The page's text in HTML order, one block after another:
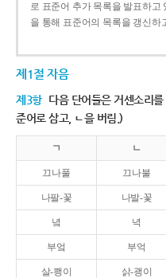
로 표준어 추가 목록을 발표하고
을 통해 표준어의 목록을 갱신하
제1절 자음
제3항 다음 단어들은 거센소리
준어로 삼고, ㄴ을 버림.)
ㄱ ㄴ
끄나풀 끄나불
나팔-꽃 나발-꽃
녘 녁
부엌 부억
살-쾡이 삵-괭이